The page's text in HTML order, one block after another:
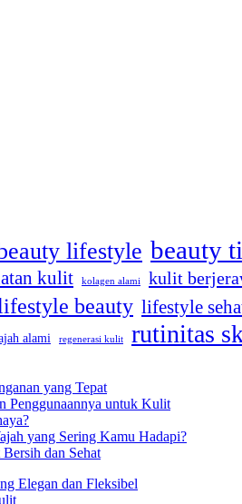
lifestyle beauty
kulit kolagen alami kulit
beauty lifestyle
alami regenerasi kulit rutinitas
yang Tepat
Penggunaannya untuk Kulit
yang Sering Kamu Hadapi?
dan Sehat
Elegan dan Fleksibel